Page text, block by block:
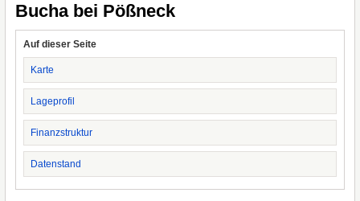
Bucha bei Pößneck
Auf dieser Seite
Karte
Lageprofil
Finanzstruktur
Datenstand